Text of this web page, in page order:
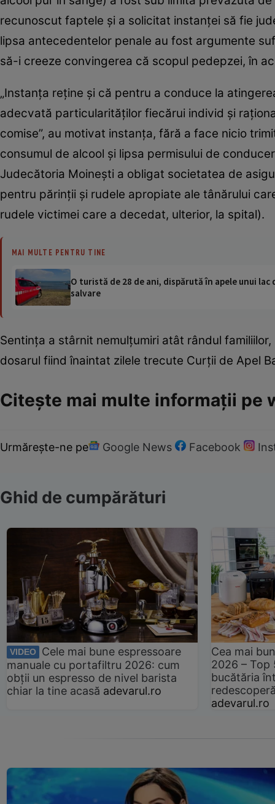
recunoscut faptele şi a solicitat instanţei să fie
lipsa antecedentelor penale au fost argumente
să-i creeze convingerea că scopul pedepzei, în
„Instanţa reţine şi că pentru a conduce la
adecvată particularităţilor fiecărui individ şi
comise”, au motivat instanţa, fără a face nicio
consumul de alcool şi lipsa permisului de
Judecătoria Moineşti a obligat societatea de
pentru părinţii şi rudele apropiate ale tânărului
rudele victimei care a decedat, ulterior, la spital).
MAI MULTE PENTRU TINE
O turistă de 28 de ani, dispărută în apele unui
salvare
Sentinţa a stârnit nemulţumiri atât rândul
dosarul fiind înaintat zilele trecute Curţii de Apel
Citește mai multe informații pe
Urmărește-ne pe Google News Facebook
Ghid de cumpărături
VIDEO
Cele mai bune espressoare
manuale cu portafiltru 2026: cum
obții un espresso de nivel barista
chiar la tine acasă adevarul.ro
Cea mai
2026 –
bucătăria
adevarul.ro